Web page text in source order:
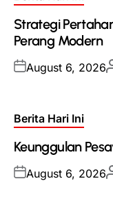
Strategi
Perang Modern
Posted
August 6, 2026
Posted
Berita Hari Ini
Keunggulan
Posted
August 6, 2026